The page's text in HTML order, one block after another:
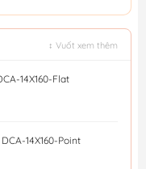
↕ Vuốt xem thêm
14X160-Flat
14X160-Point